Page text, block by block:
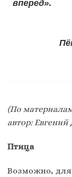
вперед».
Пётр
(По
автор: Евгений
Птица
Возможно,